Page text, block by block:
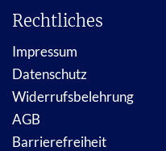
Rechtliches
Impressum
Datenschutz
Widerrufsbelehrung
AGB
Barrierefreiheit